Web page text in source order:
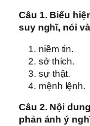
Câu 1. Biểu
suy nghĩ, nói
niềm tin.
sở thích.
sự thật.
mệnh lệnh.
Câu 2. Nội
phản ánh ý